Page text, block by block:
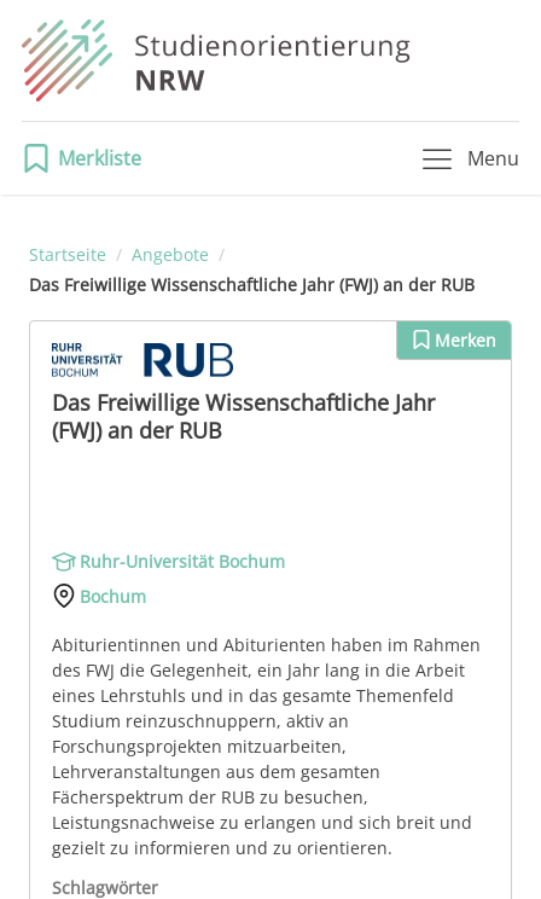
Merkliste Menu
Startseite / Angebote /
Das Freiwillige Wissenschaftliche Jahr (FWJ) an der RUB
Merken
Das Freiwillige Wissenschaftliche Jahr
(FWJ) an der RUB
Ruhr-Universität Bochum
Bochum
Abiturientinnen und Abiturienten haben im Rahmen
des FWJ die Gelegenheit, ein Jahr lang in die Arbeit
eines Lehrstuhls und in das gesamte Themenfeld
Studium reinzuschnuppern, aktiv an
Forschungsprojekten mitzuarbeiten,
Lehrveranstaltungen aus dem gesamten
Fächerspektrum der RUB zu besuchen,
Leistungsnachweise zu erlangen und sich breit und
gezielt zu informieren und zu orientieren.
Schlagwörter